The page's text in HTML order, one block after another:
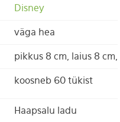
Disney
väga hea
pikkus 8 cm, laius 8 cm,
koosneb 60 tükist
Haapsalu ladu